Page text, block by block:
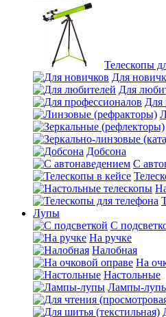
Телескопы
Для
Для
Для
Добсона
С
Лупы
С
На ручке
Налобная
На
Настольные
Лампы-